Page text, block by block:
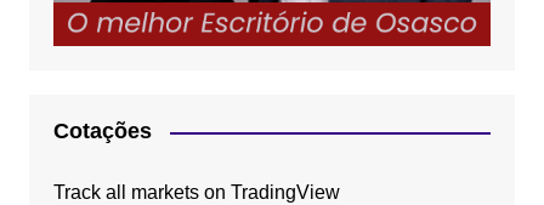
Cotações
Track all markets on TradingView